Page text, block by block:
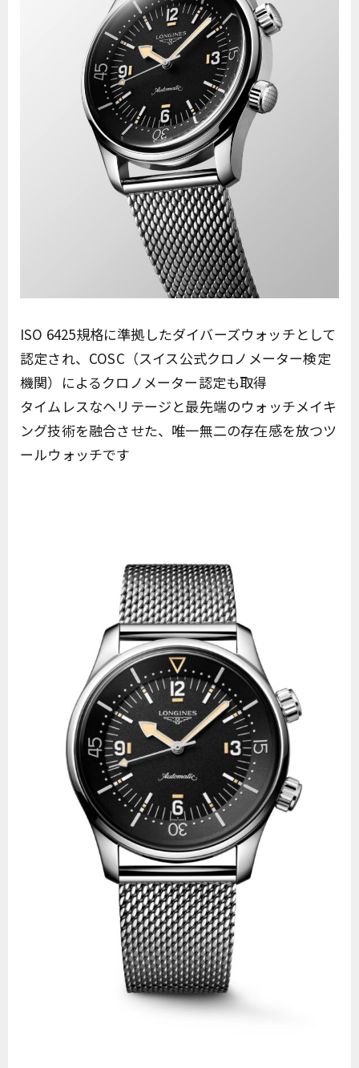
ISO 6425規格に準拠したダイバーズウォッチとして
認定され、COSC（スイス公式クロノメーター検定
機関）によるクロノメーター認定も取得
タイムレスなヘリテージと最先端のウォッチメイキ
ング技術を融合させた、唯一無二の存在感を放つツ
ールウォッチです